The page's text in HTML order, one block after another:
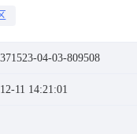
04-03-809508
11 14:21:01